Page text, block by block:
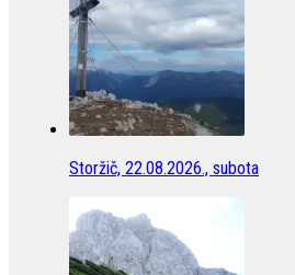
Storžič, 22.08.2026., subota